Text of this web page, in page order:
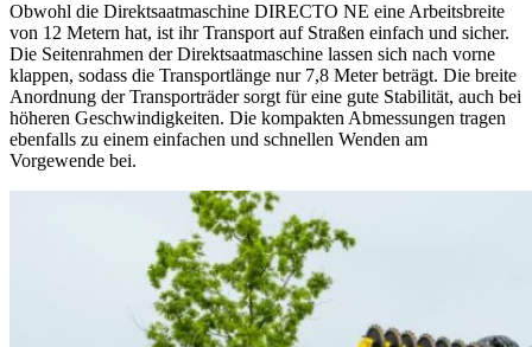
Obwohl die Direktsaatmaschine DIRECTO NE eine Arbeitsbreite
von 12 Metern hat, ist ihr Transport auf Straßen einfach und sicher.
Die Seitenrahmen der Direktsaatmaschine lassen sich nach vorne
klappen, sodass die Transportlänge nur 7,8 Meter beträgt. Die breite
Anordnung der Transporträder sorgt für eine gute Stabilität, auch bei
höheren Geschwindigkeiten. Die kompakten Abmessungen tragen
ebenfalls zu einem einfachen und schnellen Wenden am
Vorgewende bei.